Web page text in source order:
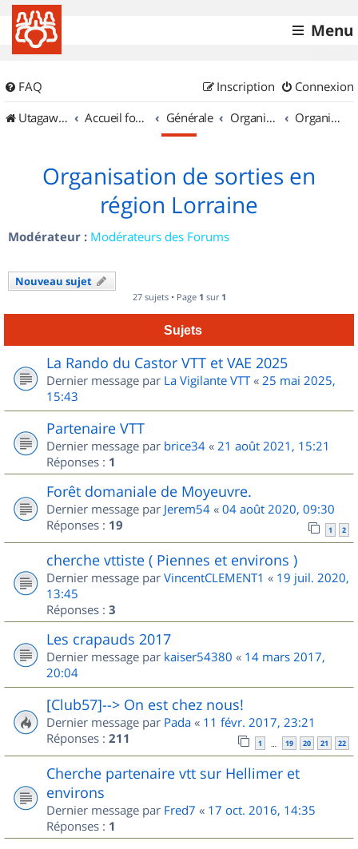
Menu
FAQ Connexion
Inscription
UtagawaVTT (Randos VTT et VTTAE avec traces GPS)
Accueil forum Générale Organisation de sorties & Recherche de partenaires Organisation de sorties en région Lorraine
Organisation de sorties en
région Lorraine
Modérateur : Modérateurs des Forums
Nouveau sujet
27 sujets • Page 1 sur 1
Sujets
La Rando du Castor VTT et VAE 2025
Dernier message par La Vigilante VTT« 25 mai 2025,
15:43
Partenaire VTT
Dernier message par brice34 « 21 août 2021, 15:21
Réponses : 1
Forêt domaniale de Moyeuvre.
Dernier message par Jerem54 « 04 août 2020, 09:30
Réponses : 19 1 2
cherche vttiste ( Piennes et environs )
Dernier message par VincentCLEMENT1 « 19 juil. 2020,
13:45
Réponses : 3
Les crapauds 2017
Dernier message par kaiser54380 « 14 mars 2017,
20:04
[Club57]--> On est chez nous!
Dernier message par Pada « 11 févr. 2017, 23:21
Réponses : 211 1 … 19 20 21 22
Cherche partenaire vtt sur Hellimer et
environs
Dernier message par Fred7 « 17 oct. 2016, 14:35
Réponses : 1